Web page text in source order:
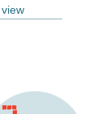
view